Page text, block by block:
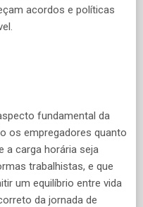
acordos e políticas
fundamental da
os empregadores quanto
a carga horária seja
trabalhistas, e que
um equilíbrio entre vida
da jornada de